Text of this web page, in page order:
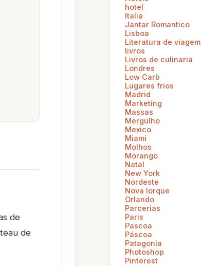
de
de
hotel
Italia
Jantar Romantico
Lisboa
Literatura de viagem
livros
Livros de culinaria
Londres
Low Carb
Lugares frios
Madrid
Marketing
Massas
Mergulho
Mexico
Miami
Molhos
Morango
Natal
New York
Nordeste
Nova Iorque
Orlando
Parcerias
Paris
Pascoa
Páscoa
Patagonia
Photoshop
Pinterest